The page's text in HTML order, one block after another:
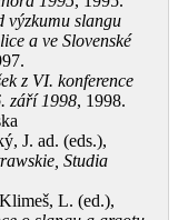
výzkumu slangu
a ve Slovenské
.
z VI. konference
září 1998, 1998.
J. ad. (eds.),
Studia
L. (ed.),